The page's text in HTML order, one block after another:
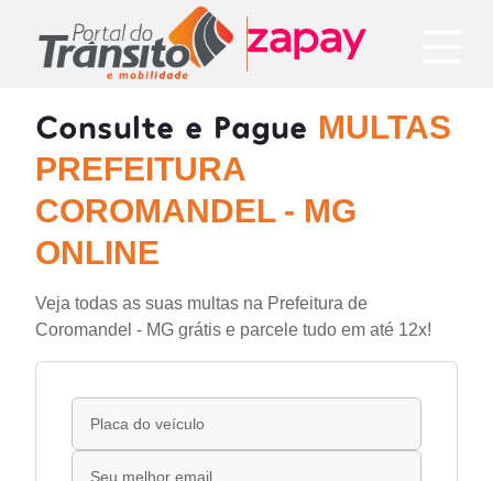
Consulte e Pague MULTAS
PREFEITURA
COROMANDEL - MG
ONLINE
Veja todas as suas multas na Prefeitura de
Coromandel - MG grátis e parcele tudo em até 12x!